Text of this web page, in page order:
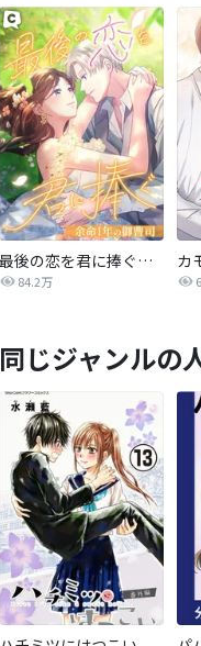
最後の恋を君に捧ぐ～余命1年の御曹司～
84.2万
カ
同じジャンルの